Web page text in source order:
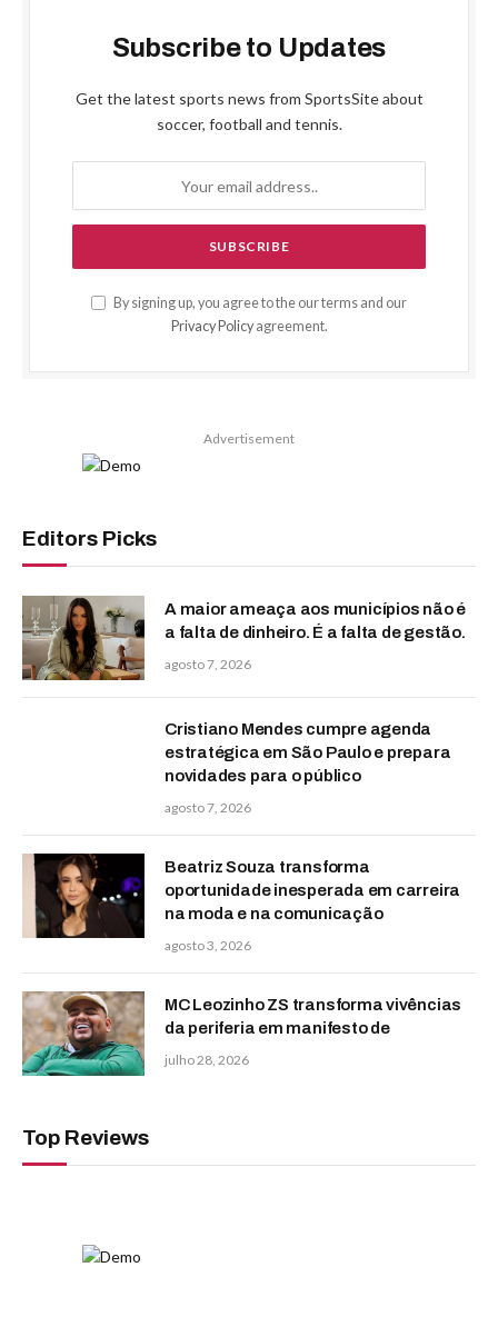
Subscribe to Updates
Get the latest sports news from SportsSite about
soccer, football and tennis.
By signing up, you agree to the our terms and our
Privacy Policyagreement.
Advertisement
Editors Picks
A maior ameaça aos municípios não é
a falta de dinheiro. É a falta de gestão.
agosto 7, 2026
Cristiano Mendes cumpre agenda
estratégica em São Paulo e prepara
novidades para o público
agosto 7, 2026
Beatriz Souza transforma
oportunidade inesperada em carreira
na moda e na comunicação
agosto 3, 2026
MC Leozinho ZS transforma vivências
da periferia em manifesto de
julho 28, 2026
Top Reviews